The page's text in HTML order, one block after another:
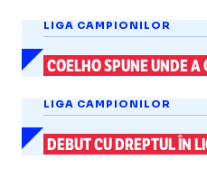
LIGA CAMPIONILOR
COELHO SPUNE UNDE A
LIGA CAMPIONILOR
DEBUT CU DREPTUL ÎN